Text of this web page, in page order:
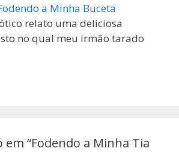
a Minha Buceta
relato uma deliciosa
no qual meu irmão tarado
“Fodendo a Minha Tia